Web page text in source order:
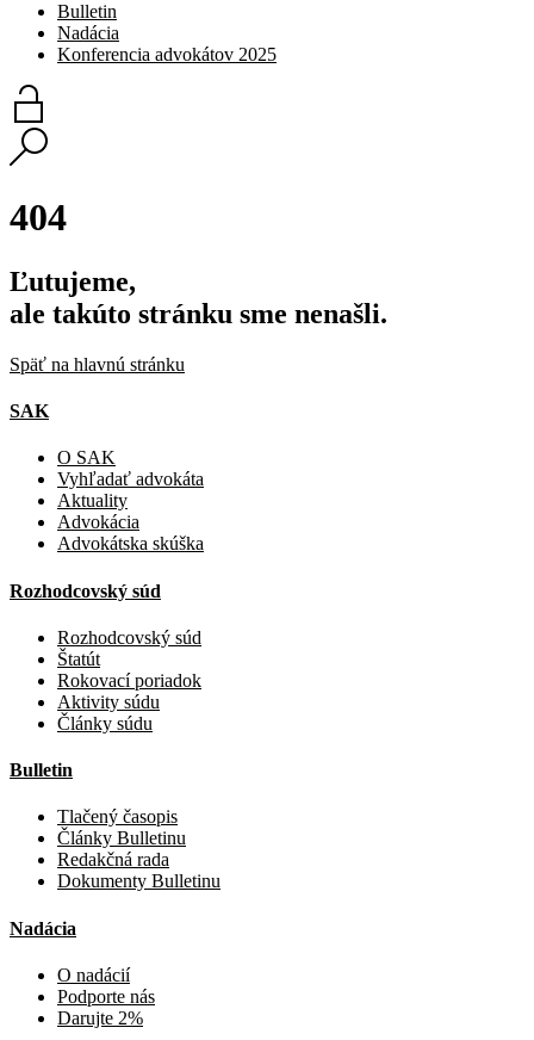
Bulletin
Nadácia
Konferencia advokátov 2025
404
Ľutujeme,
ale takúto stránku sme nenašli.
Späť na hlavnú stránku
SAK
O SAK
Vyhľadať advokáta
Aktuality
Advokácia
Advokátska skúška
Rozhodcovský súd
Rozhodcovský súd
Štatút
Rokovací poriadok
Aktivity súdu
Články súdu
Bulletin
Tlačený časopis
Články Bulletinu
Redakčná rada
Dokumenty Bulletinu
Nadácia
O nadácií
Podporte nás
Darujte 2%